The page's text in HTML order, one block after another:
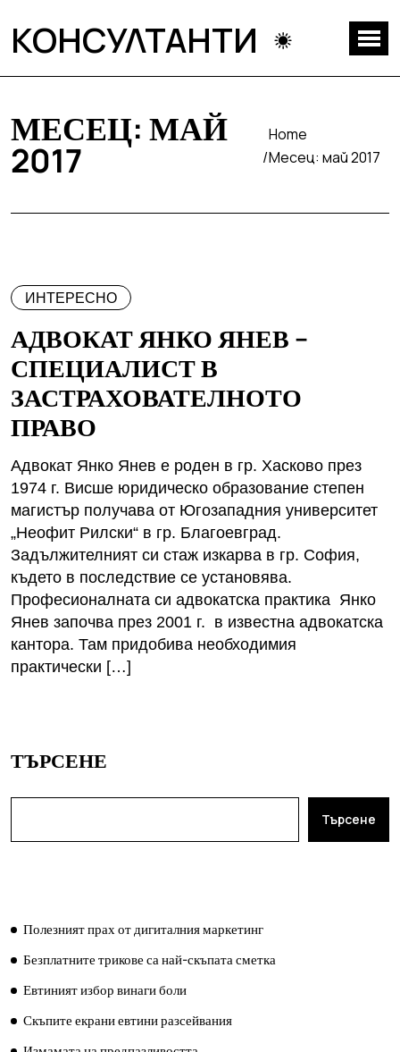
КОНСУЛТАНТИ
МЕСЕЦ: МАЙ
2017
Home
Месец: май 2017
ИНТЕРЕСНО
АДВОКАТ ЯНКО ЯНЕВ –
СПЕЦИАЛИСТ В
ЗАСТРАХОВАТЕЛНОТО
ПРАВО
Адвокат Янко Янев е роден в гр. Хасково през
1974 г. Висше юридическо образование степен
магистър получава от Югозападния университет
„Неофит Рилски“ в гр. Благоевград.
Задължителният си стаж изкарва в гр. София,
където в последствие се установява.
Професионалната си адвокатска практика Янко
Янев започва през 2001 г. в известна адвокатска
кантора. Там придобива необходимия
практически […]
ТЪРСЕНЕ
Търсене
Полезният прах от дигиталния маркетинг
Безплатните трикове са най-скъпата сметка
Евтиният избор винаги боли
Скъпите екрани евтини разсейвания